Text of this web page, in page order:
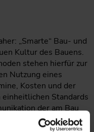
„Smarte“ Bau- und
Kultur des Bauens.
stehen hierfür zur
Nutzung eines
Kosten und der
Standards
der am Bau
integralen